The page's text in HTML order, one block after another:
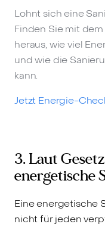
Lohnt sich eine
Finden Sie mit
heraus, wie viel
und wie die
kann.
Jetzt Energie-
3. Laut
energetische
Eine energetische
nicht für jeden